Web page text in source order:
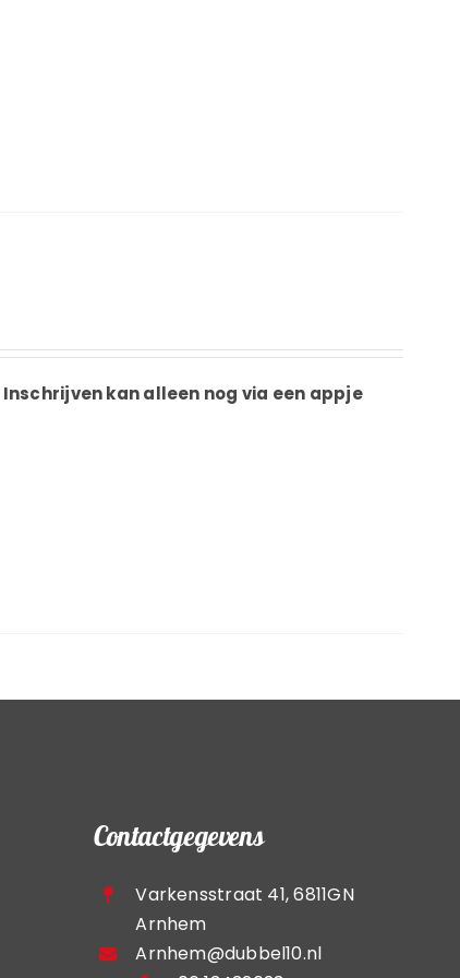
Inschrijven kan alleen nog via een appje
Contactgegevens
Varkensstraat 41, 6811GN
Arnhem
Arnhem@dubbel10.nl